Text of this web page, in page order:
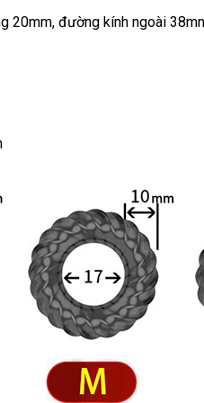
Loan
20mmđăng
, đường kính ngoài